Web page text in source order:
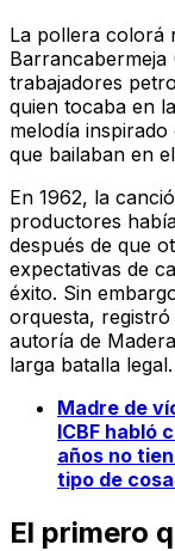
La pollera colorá
trabajadores
quien tocaba en
melodía
que bailaban en
En 1962, la
productores
después de que
expectativas de
éxito. Sin
orquesta,
autoría de
larga batalla legal.
Madre de
ICBF habló
años no
tipo de
El primero